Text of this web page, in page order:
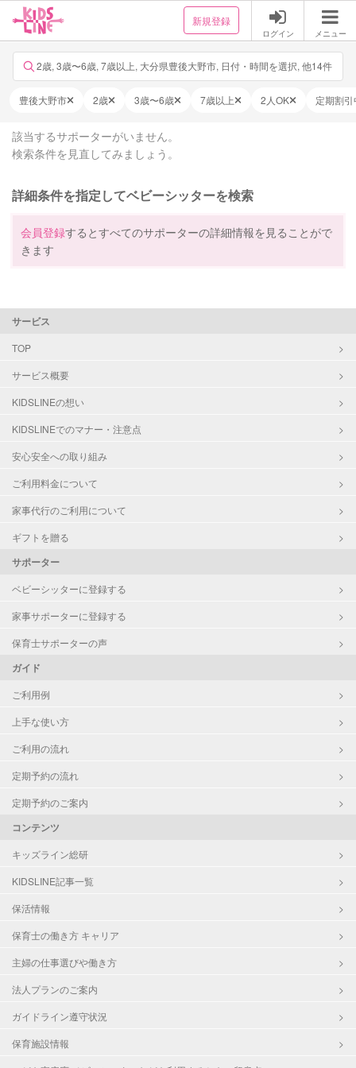
新規登録
ログイン メニュー
2歳, 3歳〜6歳, 7歳以上, 大分県豊後大野市, 日付・時間を選択, 他14件
豊後大野市 2歳 3歳〜6歳 7歳以上 2人OK 定期割引
該当するサポーターがいません。
検索条件を見直してみましょう。
詳細条件を指定してベビーシッターを検索
会員登録するとすべてのサポーターの詳細情報を見ることがで
きます
サービス
TOP
サービス概要
KIDSLINEの想い
KIDSLINEでのマナー・注意点
安心安全への取り組み
ご利用料金について
家事代行のご利用について
ギフトを贈る
サポーター
ベビーシッターに登録する
家事サポーターに登録する
保育士サポーターの声
ガイド
ご利用例
上手な使い方
ご利用の流れ
定期予約の流れ
定期予約のご案内
コンテンツ
キッズライン総研
KIDSLINE記事一覧
保活情報
保育士の働き方 キャリア
主婦の仕事選びや働き方
法人プランのご案内
ガイドライン遵守状況
保育施設情報